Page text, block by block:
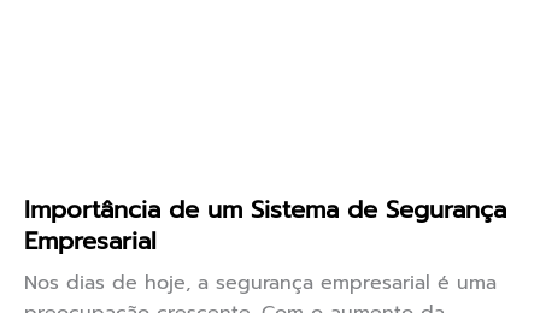
Importância de um Sistema de Segurança
Empresarial
Nos dias de hoje, a segurança empresarial é uma